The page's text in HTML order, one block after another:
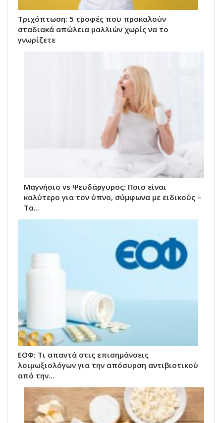
Τριχόπτωση: 5 τροφές που προκαλούν
σταδιακά απώλεια μαλλιών χωρίς να το
γνωρίζετε
Μαγνήσιο vs Ψευδάργυρος: Ποιο είναι
καλύτερο για τον ύπνο, σύμφωνα με ειδικούς –
Τα…
ΕΟΦ: Τι απαντά στις επισημάνσεις
λοιμωξιολόγων για την απόσυρση αντιβιοτικού
από την…